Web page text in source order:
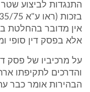
התנגדות לביצוע שטר
אין מדובר בהחלטת
אלא בפסק דין סופי
על מרכיביו של פסק
והדרכים לתקיפתו
הבהירות אומר כבר